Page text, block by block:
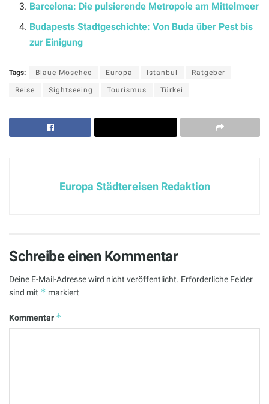
Barcelona: Die pulsierende Metropole am Mittelmeer
Budapests Stadtgeschichte: Von Buda über Pest bis
zur Einigung
Tags: Blaue Moschee Europa Istanbul Ratgeber
Reise Sightseeing Tourismus Türkei
Europa Städtereisen Redaktion
Schreibe einen Kommentar
Deine E-Mail-Adresse wird nicht veröffentlicht. Erforderliche Felder
sind mit * markiert
Kommentar *